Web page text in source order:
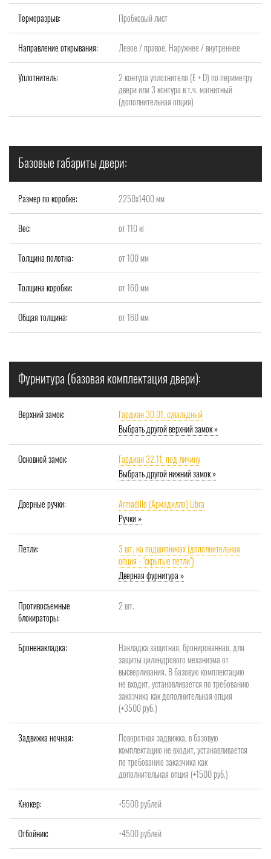
Терморазрыв: Пробковый лист
Направление открывания: Левое / правое, Наружнее / внутреннее
Уплотнитель:
2 контура уплотнителя (Е + D) по периметру
двери или 3 контура в т.ч. магнитный
(дополнительная опция)
Базовые габариты двери:
Размер по коробке: 2250х1400 мм
Вес: от 110 кг
Толщина полотна: от 100 мм
Толщина коробки: от 160 мм
Общая толщина: от 160 мм
Фурнитура (базовая комплектация двери):
Верхний замок:
Гардиан 30.01, сувальдный
Выбрать другой верхний замок »
Основной замок:
Гардиан 32.11, под личину
Выбрать другой нижний замок »
Дверные ручки:
Armadillo (Армадилло) Libra
Ручки »
Петли:
3 шт. на подшипниках (дополнительная
опция - "скрытые петли")
Дверная фурнитура »
Противосъемные
блокираторы:
2 шт.
Броненакладка:
Накладка защитная, бронированная, для
защиты цилиндрового механизма от
высверливания. В базовую комплектацию
не входит, устанавливается по требованию
заказчика как дополнительная опция
(+3500 руб.)
Задвижка ночная:
Поворотная задвижка, в базовую
комплектацию не входит, устанавливается
по требованию заказчика как
дополнительная опция (+1500 руб.)
Кнокер: +5500 рублей
Отбойник: +4500 рублей